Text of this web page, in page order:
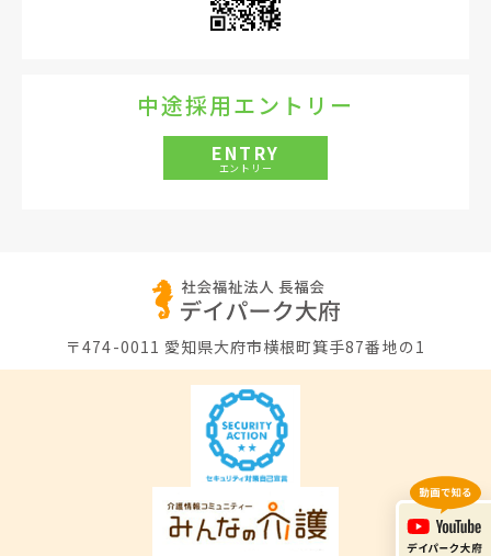
中途採用エントリー
ENTRY
エントリー
〒474-0011 愛知県大府市横根町箕手87番地の1